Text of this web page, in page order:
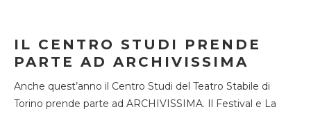
IL CENTRO STUDI PRENDE
PARTE AD ARCHIVISSIMA
Anche quest’anno il Centro Studi del Teatro Stabile di
Torino prende parte ad ARCHIVISSIMA. Il Festival e La